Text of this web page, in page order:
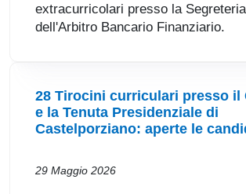
extracurricolari presso la
dell'Arbitro Bancario Finanziario.
28 Tirocini curriculari presso il
e la Tenuta Presidenziale di
Castelporziano: aperte le
29 Maggio 2026